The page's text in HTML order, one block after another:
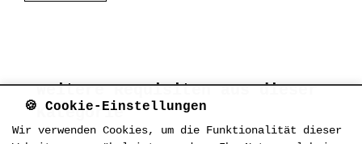
Weitere Requisiten aus dieser
Kategorie
🍪 Cookie-Einstellungen
Wir verwenden Cookies, um die Funktionalität dieser